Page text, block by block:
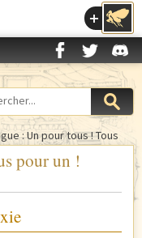
: Un pour tous ! Tous
pour un !